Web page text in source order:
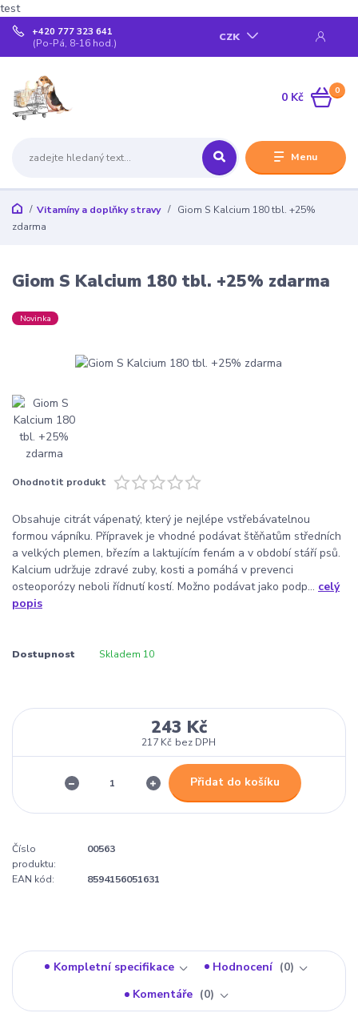
test
Menu
CZK
+420 777 323 641
(Po-Pá, 8-16 hod.)
0
0 Kč
Vitamíny a doplňky stravy
Giom S Kalcium 180 tbl. +25%
zdarma
Giom S Kalcium 180 tbl. +25% zdarma
Novinka
Ohodnotit produkt
Obsahuje citrát vápenatý, který je nejlépe vstřebávatelnou
formou vápníku. Přípravek je vhodné podávat štěňatům středních
a velkých plemen, březím a laktujícím fenám a v období stáří psů.
Kalcium udržuje zdravé zuby, kosti a pomáhá v prevenci
osteoporózy neboli řídnutí kostí. Možno podávat jako podp... celý
popis
Dostupnost Skladem 10
243 Kč
217 Kč bez DPH
Přidat do košíku
Číslo
produktu:
00563
EAN kód: 8594156051631
Kompletní specifikace Hodnocení
0
Komentáře
0